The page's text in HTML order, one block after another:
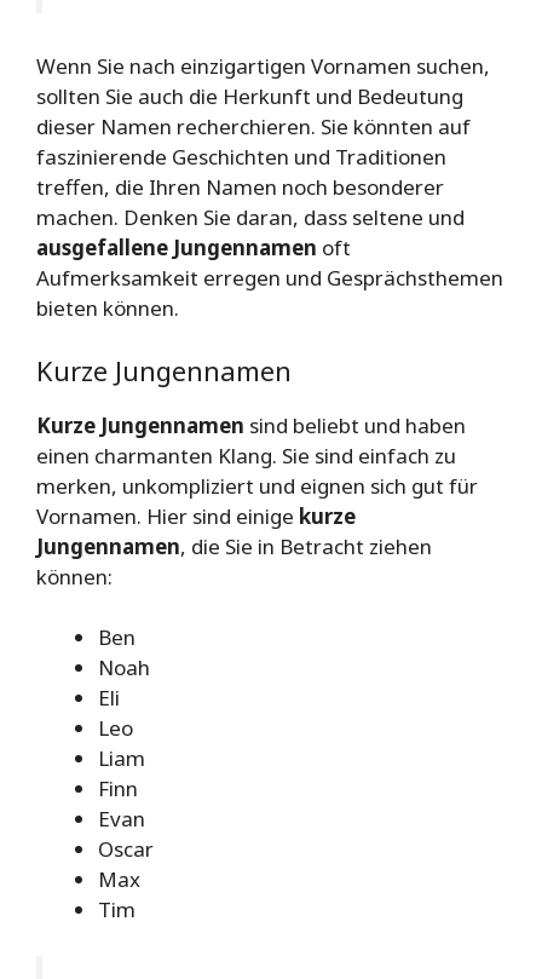
Wenn Sie nach einzigartigen Vornamen suchen,
sollten Sie auch die Herkunft und Bedeutung
dieser Namen recherchieren. Sie könnten auf
faszinierende Geschichten und Traditionen
treffen, die Ihren Namen noch besonderer
machen. Denken Sie daran, dass seltene und
ausgefallene Jungennamen oft
Aufmerksamkeit erregen und Gesprächsthemen
bieten können.
Kurze Jungennamen
Kurze Jungennamen sind beliebt und haben
einen charmanten Klang. Sie sind einfach zu
merken, unkompliziert und eignen sich gut für
Vornamen. Hier sind einige kurze
Jungennamen, die Sie in Betracht ziehen
können:
Ben
Noah
Eli
Leo
Liam
Finn
Evan
Oscar
Max
Tim